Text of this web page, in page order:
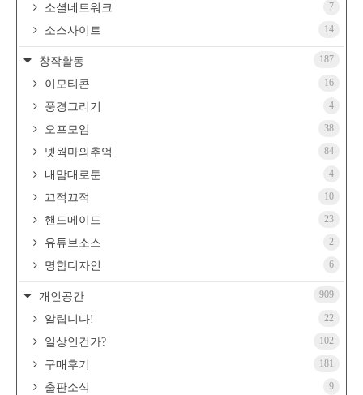
소셜네트워크 7
소스사이트 14
창작활동 187
이모티콘 16
풍경그리기 4
오프모임 38
넷웍마의추억 84
내맘대로툰 4
끄적끄적 10
핸드메이드 23
유튜브소스 2
명함디자인 6
개인공간 909
알립니다! 22
일상인건가? 102
구매후기 181
출판소식 9